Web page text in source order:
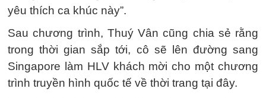
yêu thích ca khúc này”.
Sau chương trình, Thuý Vân cũng chia sẻ rằng
trong thời gian sắp tới, cô sẽ lên đường sang
Singapore làm HLV khách mời cho một chương
trình truyền hình quốc tế về thời trang tại đây.